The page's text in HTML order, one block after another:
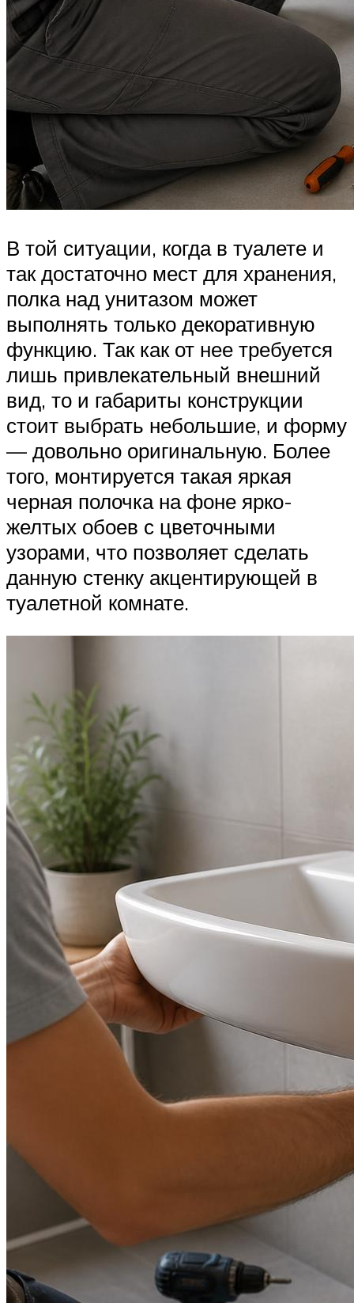
В той ситуации, когда в туалете и
так достаточно мест для хранения,
полка над унитазом может
выполнять только декоративную
функцию. Так как от нее требуется
лишь привлекательный внешний
вид, то и габариты конструкции
стоит выбрать небольшие, и форму
— довольно оригинальную. Более
того, монтируется такая яркая
черная полочка на фоне ярко-
желтых обоев с цветочными
узорами, что позволяет сделать
данную стенку акцентирующей в
туалетной комнате.